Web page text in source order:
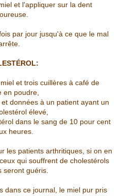
et l'appliquer sur la dent
par jour jusqu'à ce que le mal
et trois cuillères à café de
en poudre,
données à un patient ayant un
élevé,
dans le sang de 10 pour cent
heures.
les patients arthritiques, si on en
qui souffrent de cholestérols
seront guéris.
dans ce journal, le miel pur pris